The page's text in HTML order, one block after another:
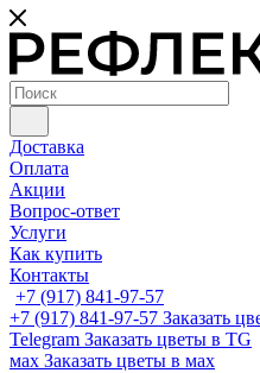
Доставка
Оплата
Акции
Вопрос-ответ
Услуги
Как купить
Контакты
+7 (917) 841-97-57
+7 (917) 841-97-57 Заказать
Telegram Заказать цветы в TG
мах Заказать цветы в мах